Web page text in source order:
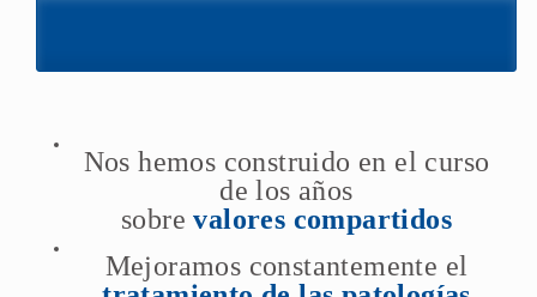
Nos hemos construido en el curso
de los años
sobrevalores compartidos
Mejoramos constantemente el